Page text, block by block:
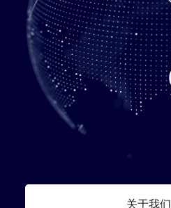
关于我们